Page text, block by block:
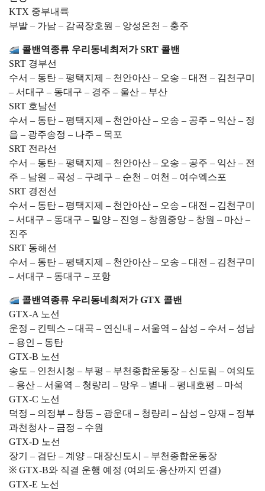
KTX 중부내륙
부발 – 가남 – 감곡장호원 – 앙성온천 – 충주
콜밴역종류 우리동네최저가 SRT 콜밴
SRT 경부선
수서 – 동탄 – 평택지제 – 천안아산 – 오송 – 대전 – 김천구미
– 서대구 – 동대구 – 경주 – 울산 – 부산
SRT 호남선
수서 – 동탄 – 평택지제 – 천안아산 – 오송 – 공주 – 익산 – 정
읍 – 광주송정 – 나주 – 목포
SRT 전라선
수서 – 동탄 – 평택지제 – 천안아산 – 오송 – 공주 – 익산 – 전
주 – 남원 – 곡성 – 구례구 – 순천 – 여천 – 여수엑스포
SRT 경전선
수서 – 동탄 – 평택지제 – 천안아산 – 오송 – 대전 – 김천구미
– 서대구 – 동대구 – 밀양 – 진영 – 창원중앙 – 창원 – 마산 –
진주
SRT 동해선
수서 – 동탄 – 평택지제 – 천안아산 – 오송 – 대전 – 김천구미
– 서대구 – 동대구 – 포항
콜밴역종류 우리동네최저가 GTX 콜밴
GTX-A 노선
운정 – 킨텍스 – 대곡 – 연신내 – 서울역 – 삼성 – 수서 – 성남
– 용인 – 동탄
GTX-B 노선
송도 – 인천시청 – 부평 – 부천종합운동장 – 신도림 – 여의도
– 용산 – 서울역 – 청량리 – 망우 – 별내 – 평내호평 – 마석
GTX-C 노선
덕정 – 의정부 – 창동 – 광운대 – 청량리 – 삼성 – 양재 – 정부
과천청사 – 금정 – 수원
GTX-D 노선
장기 – 검단 – 계양 – 대장신도시 – 부천종합운동장
※ GTX-B와 직결 운행 예정 (여의도·용산까지 연결)
GTX-E 노선